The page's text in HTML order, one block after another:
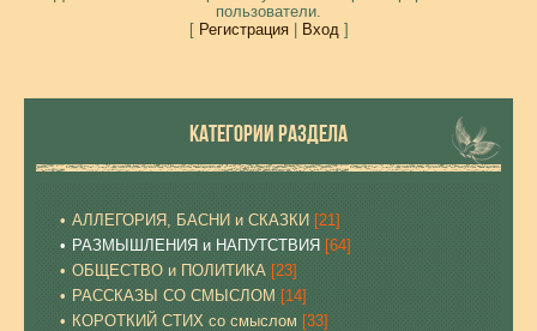
пользователи.
[ Регистрация| Вход]
КАТЕГОРИИ РАЗДЕЛА
АЛЛЕГОРИЯ, БАСНИ и СКАЗКИ [21]
РАЗМЫШЛЕНИЯ и НАПУТСТВИЯ [64]
ОБЩЕСТВО и ПОЛИТИКА [23]
РАССКАЗЫ СО СМЫСЛОМ [14]
КОРОТКИЙ СТИХ со смыслом [33]